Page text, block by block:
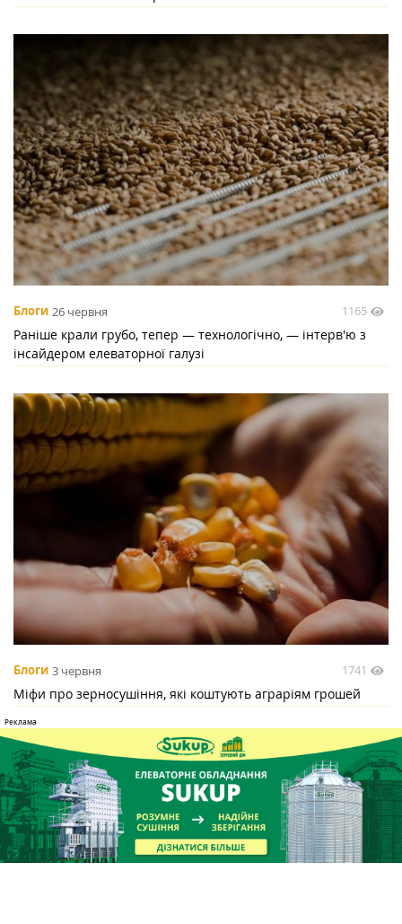
Блоги 26 червня 1165
Раніше крали грубо, тепер — технологічно, — інтерв'ю з
інсайдером елеваторної галузі
Блоги 3 червня 1741
Міфи про зерносушіння, які коштують аграріям грошей